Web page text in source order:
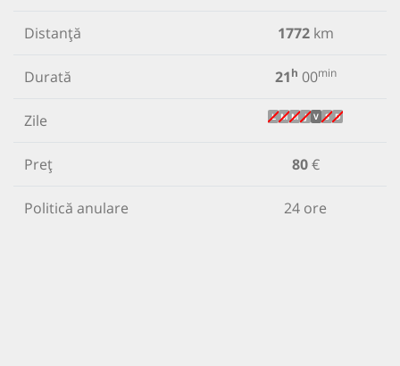
Distanță 1772km
Durată 21h 00min
Zile L M M J V S D
Preț 80€
Politică anulare 24 ore